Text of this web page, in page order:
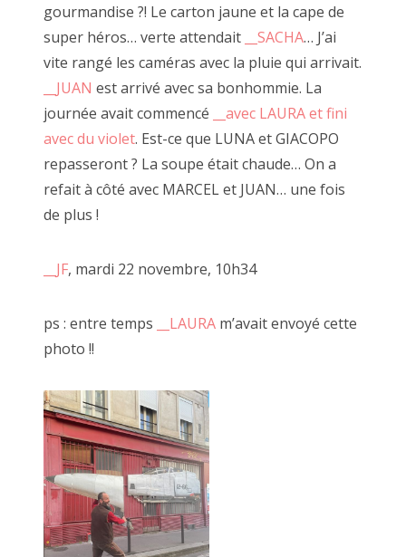
2017 janvier
2016 décembre
2016 novembre
2016 septembre
2016 août
2016 juillet
2016 mai
2016 mars
2016 février
2016 janvier
2015 décembre
gourmandise ?! Le carton jaune et la cape de
super héros… verte attendait
__SACHA… J’ai
vite rangé les caméras avec la pluie qui arrivait.
__JUAN est arrivé avec sa bonhommie. La
journée avait commencé
__avec LAURA et fini
avec du violet. Est-ce que LUNA et GIACOPO
repasseront ? La soupe était chaude… On a
refait à côté avec MARCEL et JUAN… une fois
de plus !
__JF, mardi 22 novembre, 10h34
ps : entre temps __LAURA m’avait envoyé cette
photo !!
Encadré doré, 29 juin 2019